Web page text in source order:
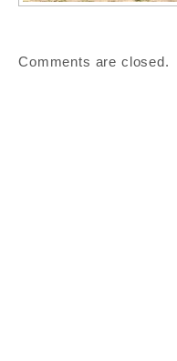
Comments are closed.